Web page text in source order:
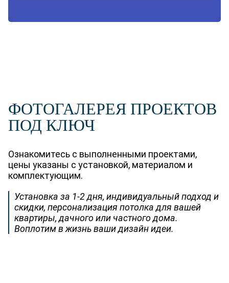
ФОТОГАЛЕРЕЯ ПРОЕКТОВ
ПОД КЛЮЧ
Ознакомитесь с выполненными проектами,
цены указаны с установкой, материалом и
комплектующим.
Установка за 1-2 дня, индивидуальный подход и
скидки, персонализация потолка для вашей
квартиры, дачного или частного дома.
Воплотим в жизнь ваши дизайн идеи.